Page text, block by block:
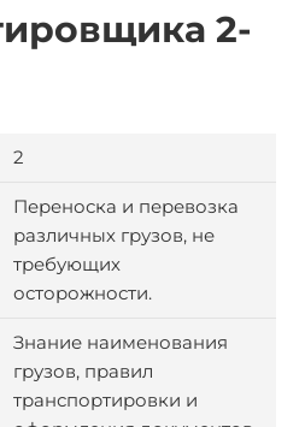
2-
2
Переноска и перевозка
различных грузов, не
требующих
осторожности.
Знание наименования
грузов, правил
транспортировки и